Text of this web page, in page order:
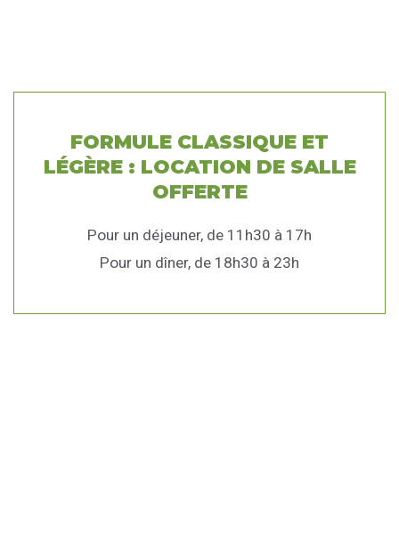
FORMULE CLASSIQUE ET
LÉGÈRE : LOCATION DE SALLE
OFFERTE
Pour un déjeuner, de 11h30 à 17h
Pour un dîner, de 18h30 à 23h